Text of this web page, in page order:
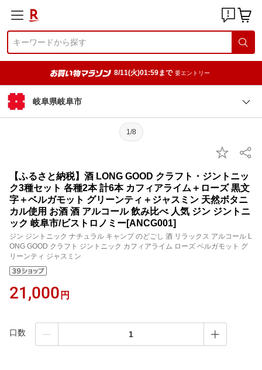
8/11(火)01:59まで 要エントリー
岐阜県岐阜市
1/8
【ふるさと納税】酒 LONG GOOD クラフト・ジントニッ
ク3種セット 各種2本 計6本 カフィアライム＋ローズ 黒文
字＋ベルガモット グリーンティ＋ジャスミン 天然ボタニ
カル使用 お酒 酒 アルコール 飲み比べ 人気 ジン ジントニ
ック 岐阜市/ビストロノミー[ANCG001]
ジン ジントニック ナチュラル キャンプ のどごし 酒 リラックス アルコール L
ONG GOOD クラフト ジントニック カフィアライム ローズ ベルガモット グ
リーンティ ジャスミン
21,000 円
口数